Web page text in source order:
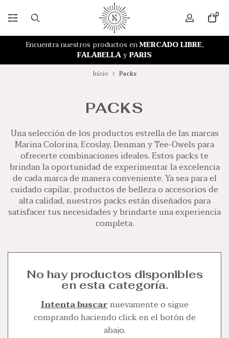
0
Encuentra nuestros productos enMERCADO LIBRE,
FALABELLAyPARIS
RETIRO GRATIS EN NUESTRA TIENDA
Inicio Packs
PACKS
Una selección de los productos estrella de las marcas
Marina Colorina, Ecoslay, Denman y Tee-Owels para
ofrecerte combinaciones ideales. Estos packs te
brindan la oportunidad de experimentar la excelencia
de cada marca de manera conveniente. Ya sea para el
cuidado capilar, productos de belleza o accesorios de
alta calidad, nuestros packs están diseñados para
satisfacer tus necesidades y brindarte una experiencia
completa.
No hay productos disponibles
en esta categoría.
Intenta buscarnuevamente o sigue
comprando haciendo click en el botón de
abajo.